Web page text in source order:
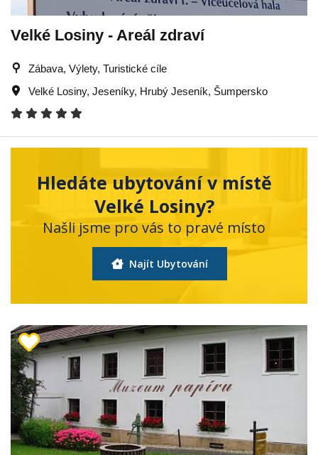
Velké Losiny - Areál zdraví
Zábava, Výlety, Turistické cíle
Velké Losiny, Jeseníky, Hrubý Jeseník, Šumpersko
Hledáte ubytování v místě
Velké Losiny?
Našli jsme pro vás to pravé místo
Najít Ubytování